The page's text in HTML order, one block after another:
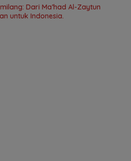
Dari Ma’had Al-Zaytun
untuk Indonesia.